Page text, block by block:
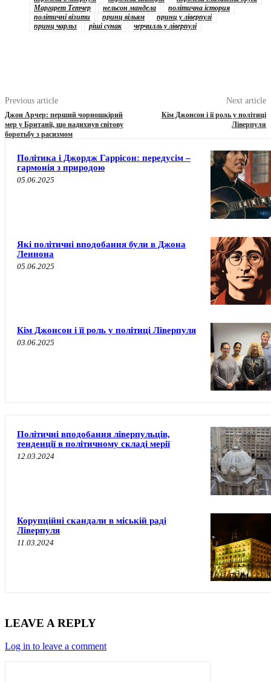
Маргарет Тетчер
нельсон мандела
політична істория
політичні візити
принц вільям
принц у ліверпулі
принц чарльз
ріші сунак черчилль у ліверпулі
Previous article
Джон Арчер: перший чорношкірий
мер у Британії, що надихнув світову
боротьбу з расизмом
Next article
Кім Джонсон і її роль у політиці
Ліверпуля
Політика і Джордж Гаррісон: передусім –
гармонія з природою
05.06.2025
Які політичні вподобання були в Джона
Леннона
05.06.2025
Кім Джонсон і її роль у політиці Ліверпуля
03.06.2025
Політичні вподобання ліверпульців,
тенденції в політичному складі мерії
12.03.2024
Корупційні скандали в міській раді
Ліверпуля
11.03.2024
LEAVE A REPLY
Log in to leave a comment